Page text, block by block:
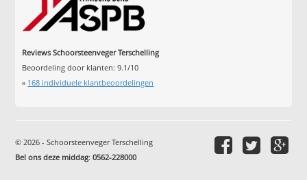
Reviews Schoorsteenveger Terschelling
Beoordeling door klanten:9.1/10
» 168 individuele klantbeoordelingen
© 2026 - Schoorsteenveger Terschelling
Bel ons deze middag:0562-228000